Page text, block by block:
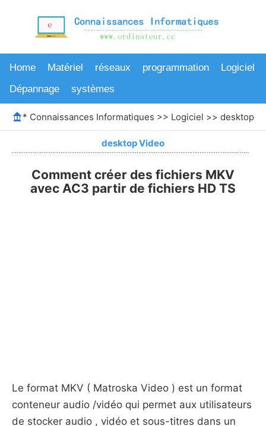
Home Matériel réseaux programmation
Logiciel
Dépannage
systèmes
* Connaissances Informatiques >> Logiciel >> desktop
desktop Video
Comment créer des fichiers MKV
avec AC3 partir de fichiers HD TS
Le format MKV ( Matroska Video ) est un format
conteneur audio /vidéo qui permet aux utilisateurs
de stocker audio , vidéo et sous-titres dans un